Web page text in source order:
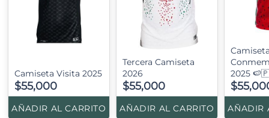
Camiseta Visita 2025
$55,000
AÑADIR AL CARRITO
Tercera Camiseta
2026
$55,000
AÑADIR AL CARRITO
2025
AÑADIR